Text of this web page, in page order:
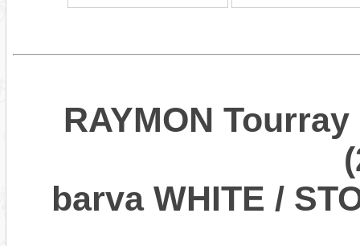
RAYMON
barva WHITE /